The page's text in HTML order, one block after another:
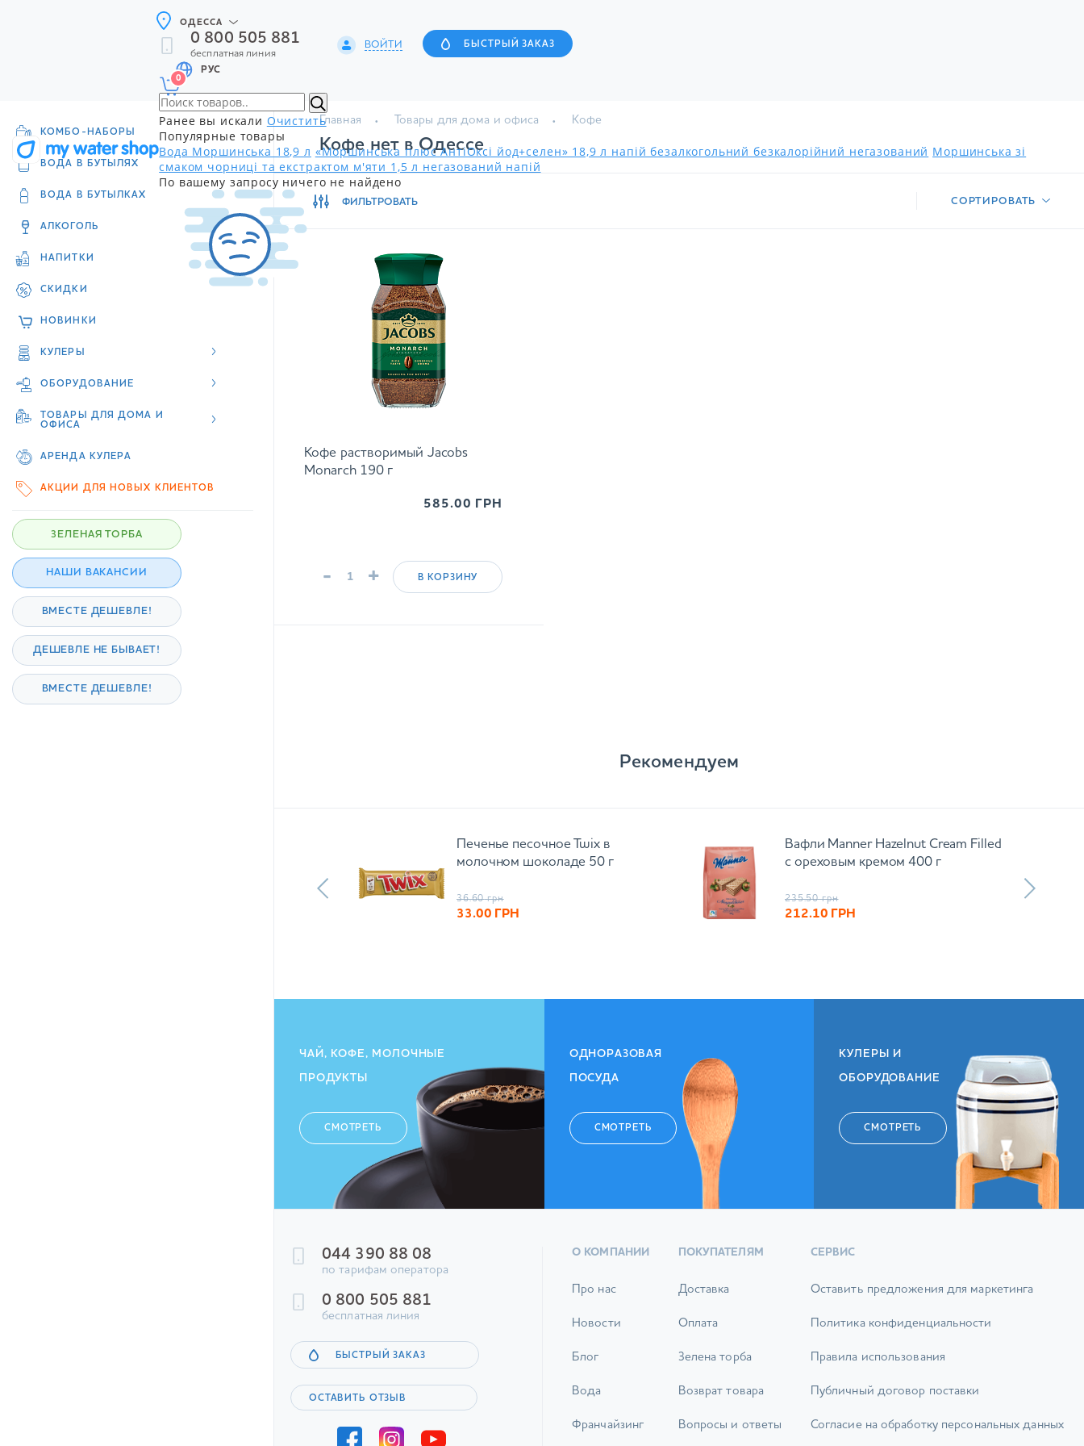
ОДЕССА
0 800 505 881
бесплатная линия
ВОЙТИ БЫСТРЫЙ ЗАКАЗ
РУС
0
Ранее вы искали Очистить
Популярные товары
Вода Моршинська 18,9 л «Моршинська плюс АнтіОксі йод+селен» 18,9 л напій безалкогольний безкалорійний негазований Моршинська зі
смаком чорниці та екстрактом м'яти 1,5 л негазований напій
По вашему запросу ничего не найдено
КОМБО-НАБОРЫ
ВОДА В БУТЫЛЯХ
ВОДА В БУТЫЛКАХ
АЛКОГОЛЬ
НАПИТКИ
СКИДКИ
НОВИНКИ
КУЛЕРЫ
ОБОРУДОВАНИЕ
ТОВАРЫ ДЛЯ ДОМА И
ОФИСА
АРЕНДА КУЛЕРА
АКЦИИ ДЛЯ НОВЫХ КЛИЕНТОВ
ЗЕЛЕНАЯ ТОРБА
НАШИ ВАКАНСИИ
ВМЕСТЕ ДЕШЕВЛЕ!
ДЕШЕВЛЕ НЕ БЫВАЕТ!
ВМЕСТЕ ДЕШЕВЛЕ!
Главная Товары для дома и офиса Кофе
Кофе нет в Одессе
ФИЛЬТРОВАТЬ СОРТИРОВАТЬ
Кофе растворимый Jacobs
Monarch 190 г
585.00 ГРН
- + В КОРЗИНУ
Рекомендуем
Печенье песочное Twix в
молочном шоколаде 50 г
36.60 грн
33.00 ГРН
Вафли Manner Hazelnut Cream Filled
с ореховым кремом 400 г
235.50 грн
212.10 ГРН
ЧАЙ, КОФЕ, МОЛОЧНЫЕ
ПРОДУКТЫ
СМОТРЕТЬ
ОДНОРАЗОВАЯ
ПОСУДА
СМОТРЕТЬ
КУЛЕРЫ И
ОБОРУДОВАНИЕ
СМОТРЕТЬ
044 390 88 08
по тарифам оператора
0 800 505 881
бесплатная линия
БЫСТРЫЙ ЗАКАЗ
ОСТАВИТЬ ОТЗЫВ
О КОМПАНИИ
Про нас
Новости
Блог
Вода
Франчайзинг
ПОКУПАТЕЛЯМ
Доставка
Оплата
Зелена торба
Возврат товара
Вопросы и ответы
СЕРВИС
Оставить предложения для маркетинга
Политика конфиденциальности
Правила использования
Публичный договор поставки
Согласие на обработку персональных данных